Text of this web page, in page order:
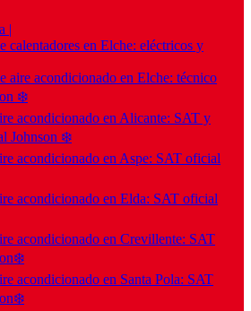
|
calentadores en Elche: eléctricos y
aire acondicionado en Elche: técnico
❄️
acondicionado en Alicante: SAT y
Johnson ❄️
acondicionado en Aspe: SAT oficial
acondicionado en Elda: SAT oficial
acondicionado en Crevillente: SAT
acondicionado en Santa Pola: SAT